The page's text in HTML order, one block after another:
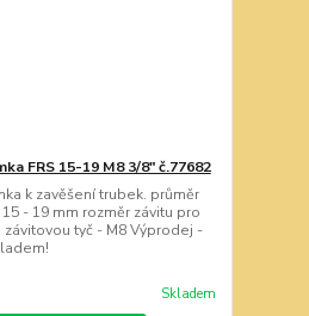
FRS 15-19 M8 3/8" č.77682
k zavěšení trubek. průměr
- 19 mm rozměr závitu pro
tyč - M8 Výprodej -
Skladem